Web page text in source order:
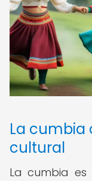
La cumbia
cultural
La cumbia